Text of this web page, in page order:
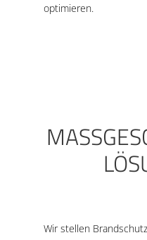
optimieren.
Wir stellen